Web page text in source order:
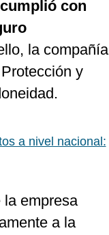
con
la compañía
y
a nivel nacional:
empresa
a la